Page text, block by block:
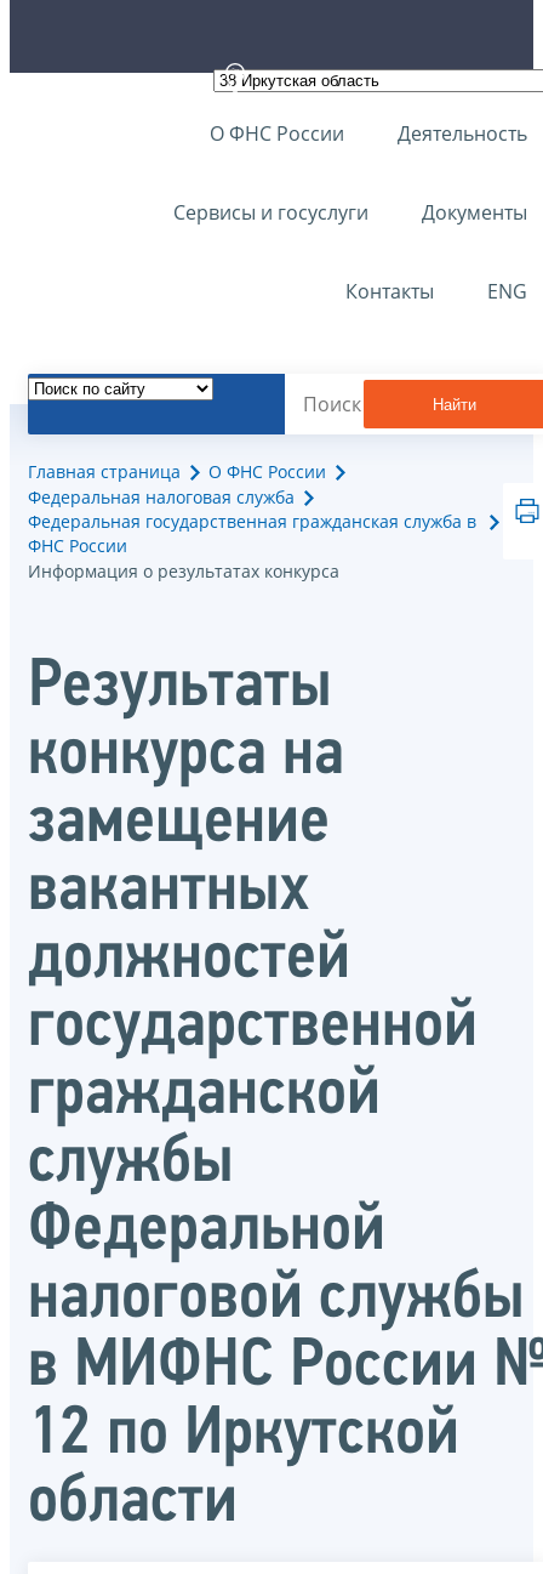
О ФНС России Деятельность
Сервисы и госуслуги Документы
Контакты ENG
Найти
Главная страница
О ФНС России
Федеральная налоговая служба
Федеральная государственная гражданская служба в
ФНС России
Информация о результатах конкурса
Результаты
конкурса на
замещение
вакантных
должностей
государственной
гражданской
службы
Федеральной
налоговой службы
в МИФНС России
12 по Иркутской
области